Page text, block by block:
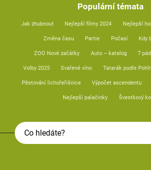
Populární témata
Jak zhubnout Nejlepší filmy 2024 Nejlepší
Změna času Partie Počasí Kdy
ZOO Nové začátky Auto – katalog 7
Volby 2025 Svařené víno Tatarák podle
Pěstování lichořeřišnice Výpočet ascendentu
Nejlepší palačinky Švestkový